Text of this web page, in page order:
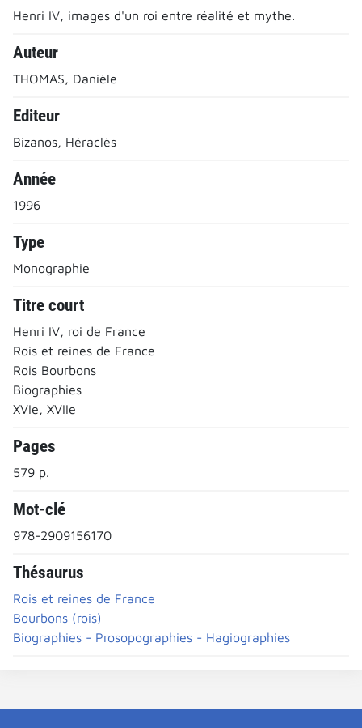
Henri IV, images d'un roi entre réalité et mythe.
Auteur
THOMAS, Danièle
Editeur
Bizanos, Héraclès
Année
1996
Type
Monographie
Titre court
Henri IV, roi de France
Rois et reines de France
Rois Bourbons
Biographies
XVIe, XVIIe
Pages
579 p.
Mot-clé
978-2909156170
Thésaurus
Rois et reines de France
Bourbons (rois)
Biographies - Prosopographies - Hagiographies